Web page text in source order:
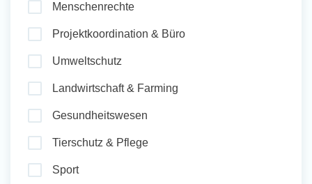
Menschenrechte
Projektkoordination & Büro
Umweltschutz
Landwirtschaft & Farming
Gesundheitswesen
Tierschutz & Pflege
Sport